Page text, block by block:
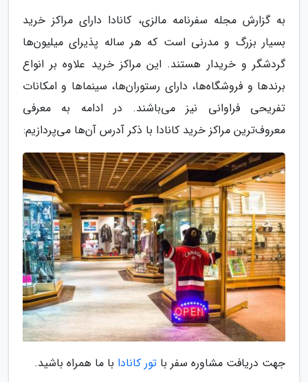
به گزارش مجله سفرنامه مالزی، کانادا دارای مراکز خرید
بسیار بزرگ و مدرنی است که هر ساله پذیرای میلیون‌ها
گردشگر و خریدار هستند. این مراکز خرید علاوه بر انواع
برندها و فروشگاه‌ها، دارای رستوران‌ها، سینماها و امکانات
تفریحی فراوانی نیز می‌باشند. در ادامه به معرفی
معروف‌ترین مراکز خرید کانادا با ذکر آدرس آن‌ها می‌پردازیم:
جهت دریافت مشاوره سفر با تور کانادا با ما همراه باشید.